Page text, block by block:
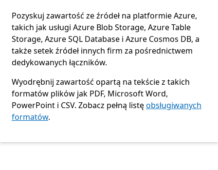
Azure Kubernetes Service (AKS)
Pozyskuj zawartość ze źródeł na platformie Azure,
takich jak usługi Azure Blob Storage, Azure Table
Storage, Azure SQL Database i Azure Cosmos DB, a
także setek źródeł innych firm za pośrednictwem
dedykowanych łączników.
Wyodrębnij zawartość opartą na tekście z takich
formatów plików jak PDF, Microsoft Word,
PowerPoint i CSV. Zobacz pełną listęobsługiwanych
formatów.